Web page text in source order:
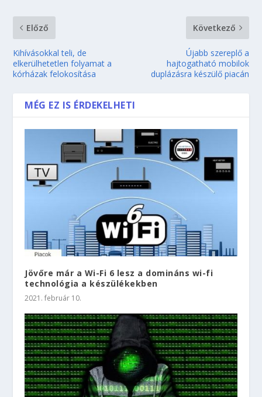
Előző
Kihívásokkal teli, de
elkerülhetetlen folyamat a
kórházak felokosítása
Következő
Újabb szereplő a
hajtogatható mobilok
duplázásra készülő piacán
MÉG EZ IS ÉRDEKELHETI
Jövőre már a Wi-Fi 6 lesz a domináns wi-fi
technológia a készülékekben
2021. február 10.